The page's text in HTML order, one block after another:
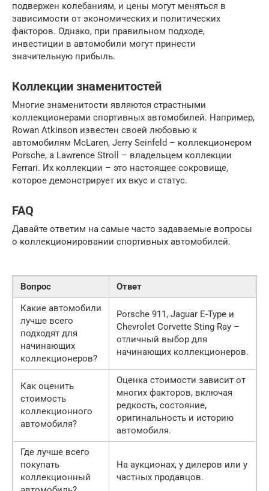
подвержен колебаниям, и цены могут меняться в
зависимости от экономических и политических
факторов. Однако, при правильном подходе,
инвестиции в автомобили могут принести
значительную прибыль.
Коллекции знаменитостей
Многие знаменитости являются страстными
коллекционерами спортивных автомобилей. Например,
Rowan Atkinson известен своей любовью к
автомобилям McLaren, Jerry Seinfeld – коллекционером
Porsche, а Lawrence Stroll – владельцем коллекции
Ferrari. Их коллекции – это настоящее сокровище,
которое демонстрирует их вкус и статус.
FAQ
Давайте ответим на самые часто задаваемые вопросы
о коллекционировании спортивных автомобилей.
Вопрос
Ответ
Какие автомобили
лучше всего
подходят для
начинающих
коллекционеров?
Porsche 911, Jaguar E-Type и
Chevrolet Corvette Sting Ray –
отличный выбор для
начинающих коллекционеров.
Как оценить
стоимость
коллекционного
автомобиля?
Оценка стоимости зависит от
многих факторов, включая
редкость, состояние,
оригинальность и историю
автомобиля.
Где лучше всего
покупать
коллекционный
На аукционах, у дилеров или у
частных продавцов.